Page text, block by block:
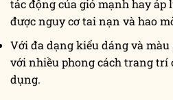
tác động của gió mạnh hay áp
được nguy cơ tai nạn và hao
Với đa dạng kiểu dáng và
với nhiều phong cách trang trí
dụng.